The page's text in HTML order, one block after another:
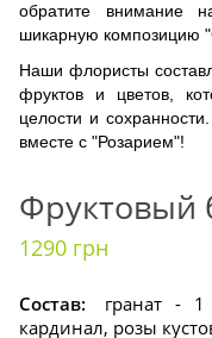
обратите внимание
шикарную композицию
Наши флористы
фруктов и цветов,
целости и
вместе с "Розарием"!
Фруктовый
1290 грн
Состав:
гранат -
кардинал, розы